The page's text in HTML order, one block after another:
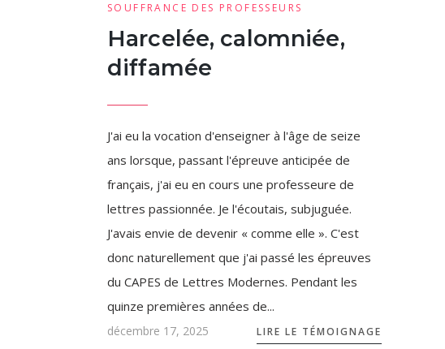
SOUFFRANCE DES PROFESSEURS
Harcelée, calomniée,
diffamée
J'ai eu la vocation d'enseigner à l'âge de seize
ans lorsque, passant l'épreuve anticipée de
français, j'ai eu en cours une professeure de
lettres passionnée. Je l'écoutais, subjuguée.
J'avais envie de devenir « comme elle ». C'est
donc naturellement que j'ai passé les épreuves
du CAPES de Lettres Modernes. Pendant les
quinze premières années de...
décembre 17, 2025 LIRE LE TÉMOIGNAGE